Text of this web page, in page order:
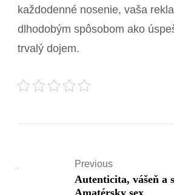
každodenné nosenie, vaša
dlhodobým spôsobom ako
trvalý dojem.
Previous
Autenticita, vášeň a
Amatérsky sex